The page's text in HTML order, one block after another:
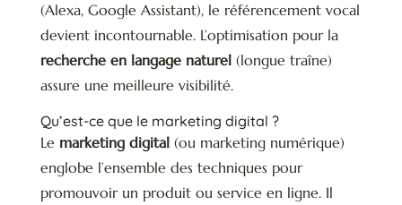
(Alexa, Google Assistant), le référencement vocal
devient incontournable. L’optimisation pour la
recherche en langage naturel(longue traîne)
assure une meilleure visibilité.
Qu’est-ce que le marketing digital ?
Le marketing digital(ou marketing numérique)
englobe l’ensemble des techniques pour
promouvoir un produit ou service en ligne. Il